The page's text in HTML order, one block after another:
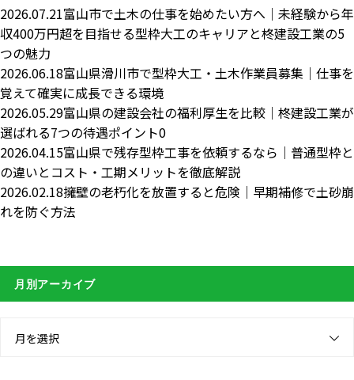
2026.07.21富山市で土木の仕事を始めたい方へ｜未経験から年
収400万円超を目指せる型枠大工のキャリアと柊建設工業の5
つの魅力
2026.06.18富山県滑川市で型枠大工・土木作業員募集｜仕事を
覚えて確実に成長できる環境
2026.05.29富山県の建設会社の福利厚生を比較｜柊建設工業が
選ばれる7つの待遇ポイント0
2026.04.15富山県で残存型枠工事を依頼するなら｜普通型枠と
の違いとコスト・工期メリットを徹底解説
2026.02.18擁壁の老朽化を放置すると危険｜早期補修で土砂崩
れを防ぐ方法
月別アーカイブ
月を選択